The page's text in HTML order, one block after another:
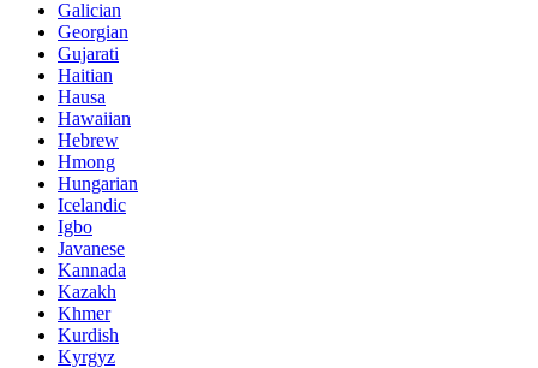
Galician
Georgian
Gujarati
Haitian
Hausa
Hawaiian
Hebrew
Hmong
Hungarian
Icelandic
Igbo
Javanese
Kannada
Kazakh
Khmer
Kurdish
Kyrgyz